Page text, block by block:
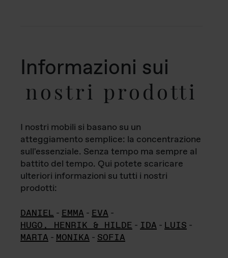
Informazioni sui
nostri prodotti
I nostri mobili si basano su un
atteggiamento semplice: la concentrazione
sull'essenziale. Senza tempo ma sempre al
battito del tempo. Qui potete scaricare
ulteriori informazioni su tutti i nostri
prodotti:
DANIEL - EMMA - EVA -
HUGO, HENRIK & HILDE - IDA - LUIS -
MARTA - MONIKA - SOFIA